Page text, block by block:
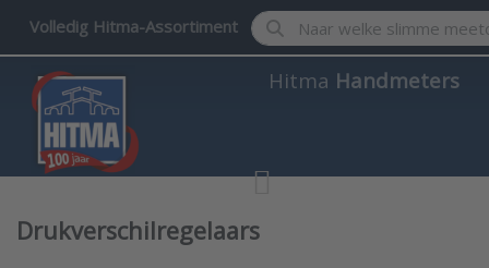
Volledig Hitma-Assortiment Enter a search term.
Hitma Handmeters
Drukverschilregelaars